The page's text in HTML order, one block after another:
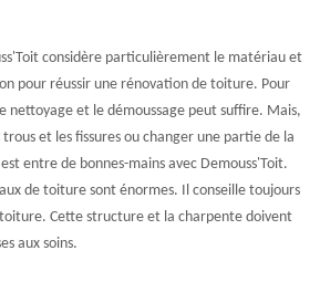
considère particulièrement le matériau et
pour réussir une rénovation de toiture. Pour
nettoyage et le démoussage peut suffire. Mais,
et les fissures ou changer une partie de la
entre de bonnes-mains avec Demouss'Toit.
de toiture sont énormes. Il conseille toujours
Cette structure et la charpente doivent
aux soins.